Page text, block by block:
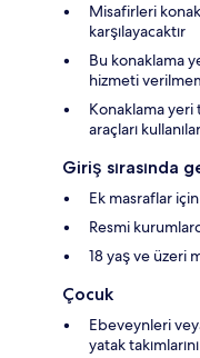
Misafirleri
karşılayacaktır
Bu konaklama
hizmeti
Konaklama
araçları
Giriş sırasında
Ek masraflar
Resmi
18 yaş ve üzeri
Çocuk
Ebeveynleri
yatak